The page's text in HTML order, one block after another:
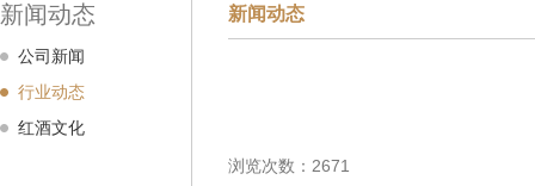
新闻动态
公司新闻
行业动态
红酒文化
新闻动态
浏览次数：2671